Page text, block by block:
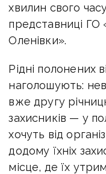
хвилин свого
представниці ГО
Оленівки».
Рідні полонених
наголошують:
вже другу
захисників — у
хочуть від
додому їхніх
місце, де їх